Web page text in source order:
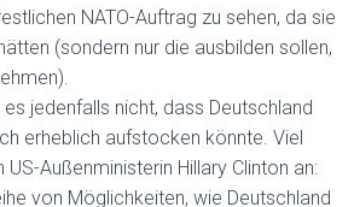
NATO-Auftrag zu sehen, da sie
(sondern nur die ausbilden sollen,
jedenfalls nicht, dass Deutschland
erheblich aufstocken könnte. Viel
Außenministerin Hillary Clinton an:
von Möglichkeiten, wie Deutschland